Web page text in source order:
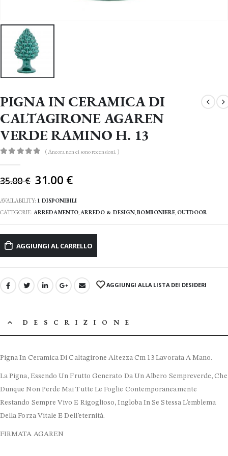
PIGNA IN CERAMICA DI
CALTAGIRONE AGAREN
VERDE RAMINO H. 13
( Ancora non ci sono recensioni. )
35.00€ Il
originale
era:
35.00 €.
31.00 €
AVAILABILITY: 1 DISPONIBILI
CATEGORIE: ARREDAMENTO,ARREDO & DESIGN,BOMBONIERE, OUTDOOR
AGGIUNGI AL CARRELLO
AGGIUNGI ALLA LISTA DEI DESIDERI
DESCRIZIONE
Pigna In Ceramica Di Caltagirone Altezza Cm 13 Lavorata A Mano.
La Pigna, Essendo Un Frutto Generato Da Un Albero Sempreverde, Che
Dunque Non Perde Mai Tutte Le Foglie Contemporaneamente
Restando Sempre Vivo E Rigoglioso, Ingloba In Se Stessa L’emblema
Della Forza Vitale E Dell’eternità.
FIRMATA AGAREN